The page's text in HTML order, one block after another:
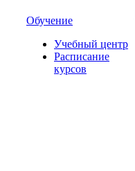
Обучение
Учебный центр
Расписание
курсов